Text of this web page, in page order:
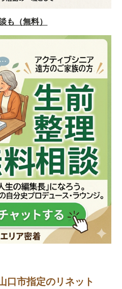
も（無料）
口市指定のリネット